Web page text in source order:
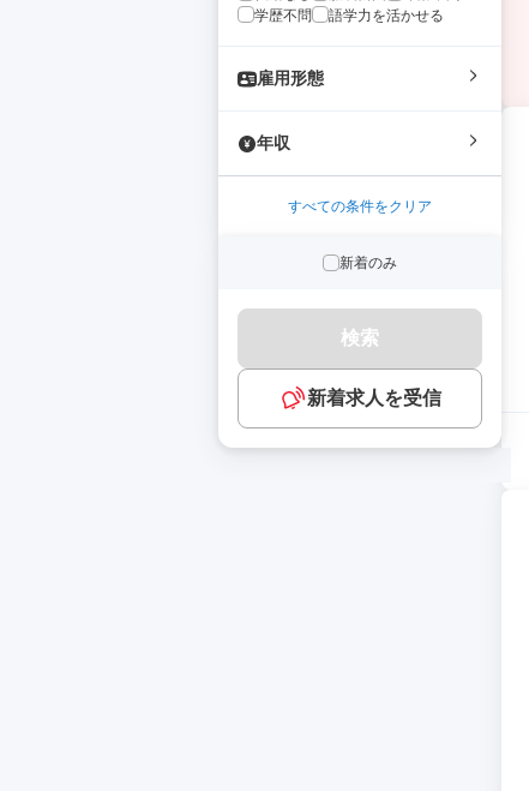
学歴不問
語学力を活かせる
雇用形態
年収
すべての条件をクリア
新着のみ
検索
新着求人を受信